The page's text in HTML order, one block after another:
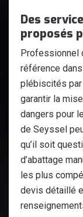
Des
proposés
Professionnel
référence dans
plébiscités
garantir la
dangers pour
de Seyssel
qu’il soit
d’abattage
les plus
devis détaillé